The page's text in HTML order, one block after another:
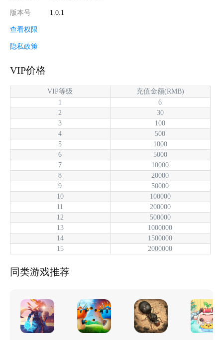
版本号 1.0.1
查看权限
隐私政策
VIP价格
VIP等级
充值金额(RMB)
1
6
2
30
3
100
4
500
5
1000
6
5000
7
10000
8
20000
9
50000
10
100000
11
200000
12
500000
13
1000000
14
1500000
15
2000000
同类游戏推荐